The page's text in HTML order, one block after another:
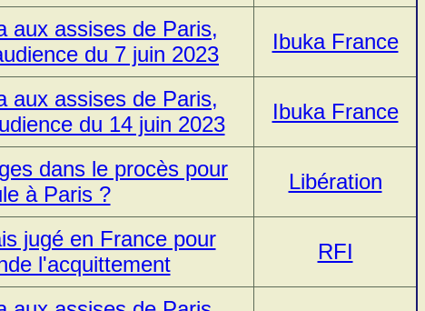
aux assises de Paris,
du 7 juin 2023
Ibuka France
aux assises de Paris,
du 14 juin 2023
Ibuka France
dans le procès pour
à Paris ?
Libération
jugé en France pour
l'acquittement
RFI